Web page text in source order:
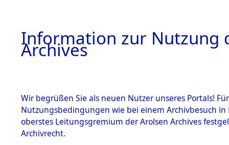
Information zur Nutzung
Archives
Wir begrüßen Sie als neuen Nutzer unseres Portals!
Nutzungsbedingungen wie bei einem Archivbesuch
oberstes Leitungsgremium der Arolsen Archives
Archivrecht.